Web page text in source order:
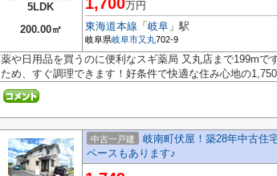
5LDK
200.00㎡
万円
東海道本線 「 岐阜 」駅
岐阜県岐阜市又丸702-9
薬や日用品を買うのに便利なスギ薬局 又丸店まで199m
ため、すぐ調理できます！好条件で快適な住み心地の
中古一戸建
岐南町伏屋！築28年中古住
ペースもあります♪